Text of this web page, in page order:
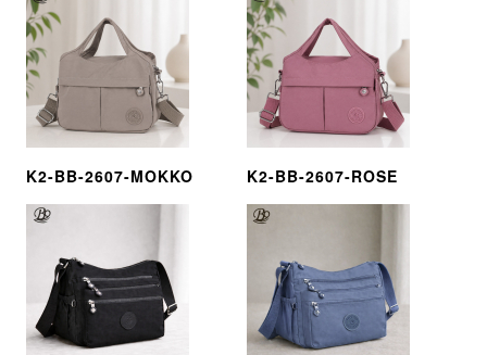
K2-BB-2607-MOKKO K2-BB-2607-ROSE